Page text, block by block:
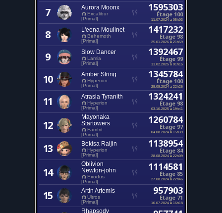
7 Aurora Moonx
Excalibur
[Primal]
1595303
Étage 100
11.07.2024 à 05h03
8 L'eena Moulinet
Behemoth
[Primal]
1417232
Étage 98
25.01.2026 à 21h59
9 Slow Dancer
Lamia
[Primal]
1392467
Étage 99
11.02.2025 à 01h15
10 Amber String
Hyperion
[Primal]
1345784
Étage 100
29.09.2024 à 22h26
11 Atrasia Tyranith
Hyperion
[Primal]
1324241
Étage 98
03.10.2025 à 19h41
12
Mayonaka
Startowers
Famfrit
[Primal]
1260784
Étage 97
04.08.2024 à 15h39
13 Bekisa Raijin
Hyperion
[Primal]
1138954
Étage 84
28.08.2024 à 22h09
14
Oblivion
Newton-john
Exodus
[Primal]
1114581
Étage 85
27.08.2024 à 22h46
15 Artin Artemis
Ultros
[Primal]
957903
Étage 71
10.07.2024 à 16h18
Rhapsody